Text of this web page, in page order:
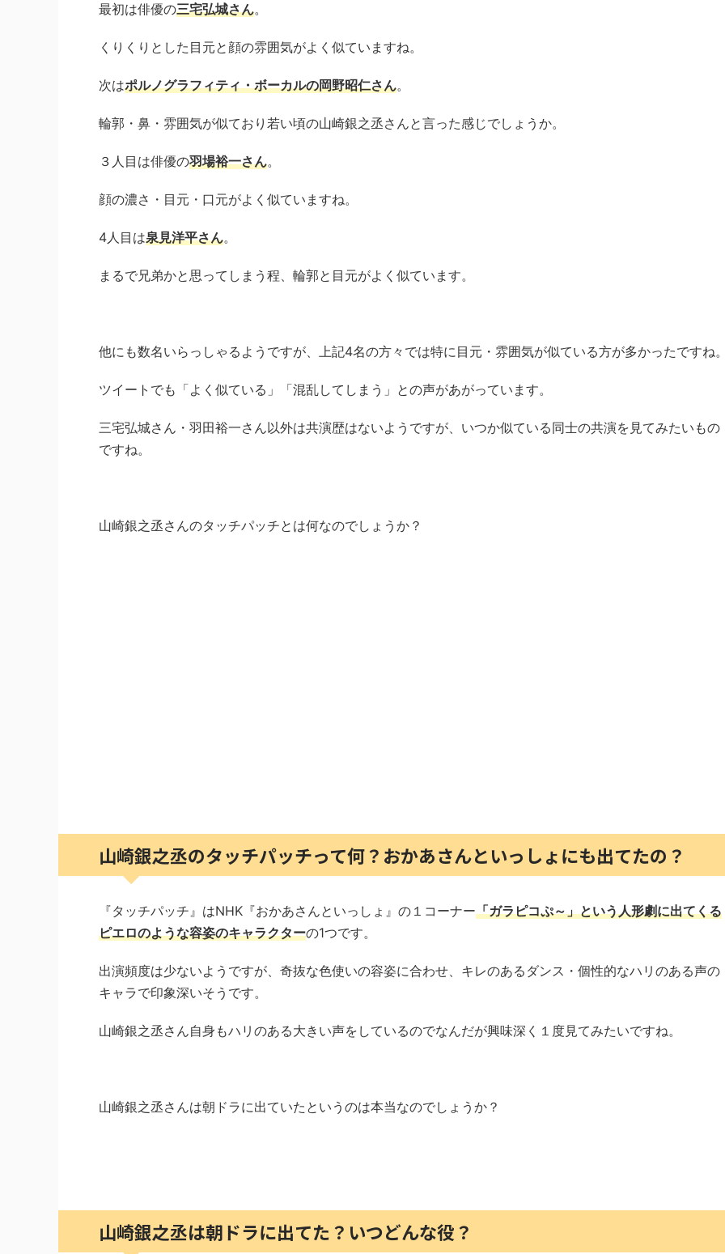
最初は俳優の三宅弘城さん。
くりくりとした目元と顔の雰囲気がよく似ていますね。
次はポルノグラフィティ・ボーカルの岡野昭仁さん。
輪郭・鼻・雰囲気が似ており若い頃の山崎銀之丞さんと言った感じでしょうか。
３人目は俳優の羽場裕一さん。
顔の濃さ・目元・口元がよく似ていますね。
4人目は泉見洋平さん。
まるで兄弟かと思ってしまう程、輪郭と目元がよく似ています。
他にも数名いらっしゃるようですが、上記4名の方々では特に目元・雰囲気が似ている方が多かったですね
ツイートでも「よく似ている」「混乱してしまう」との声があがっています。
三宅弘城さん・羽田裕一さん以外は共演歴はないようですが、いつか似ている同士の共演を見てみたいもの
ですね。
山崎銀之丞さんのタッチパッチとは何なのでしょうか？
山崎銀之丞のタッチパッチって何？おかあさんといっしょにも出てたの？
『タッチパッチ』はNHK『おかあさんといっしょ』の１コーナー「ガラピコぷ～」という人形劇に出てくる
ピエロのような容姿のキャラクターの1つです。
出演頻度は少ないようですが、奇抜な色使いの容姿に合わせ、キレのあるダンス・個性的なハリのある声の
キャラで印象深いそうです。
山崎銀之丞さん自身もハリのある大きい声をしているのでなんだが興味深く１度見てみたいですね。
山崎銀之丞さんは朝ドラに出ていたというのは本当なのでしょうか？
山崎銀之丞は朝ドラに出てた？いつどんな役？